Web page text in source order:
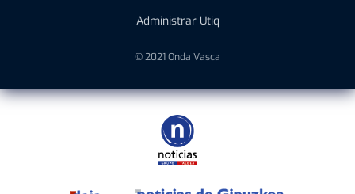
Administrar Utiq
© 2021 Onda Vasca